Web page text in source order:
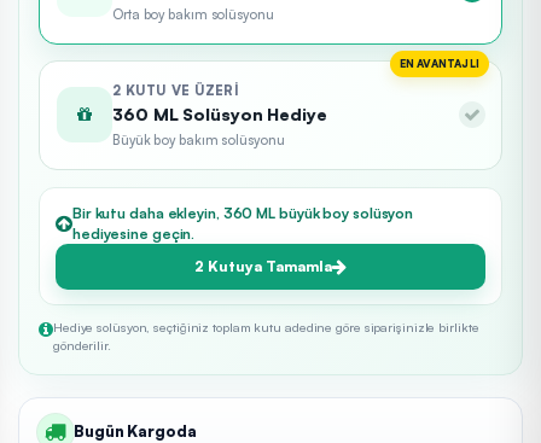
Orta boy bakım solüsyonu
EN AVANTAJLI
2 KUTU VE ÜZERI
360 ML Solüsyon Hediye
Büyük boy bakım solüsyonu
Bir kutu daha ekleyin, 360 ML büyük boy solüsyon
hediyesine geçin.
2 Kutuya Tamamla
Hediye solüsyon, seçtiğiniz toplam kutu adedine göre siparişinizle birlikte
gönderilir.
Bugün Kargoda